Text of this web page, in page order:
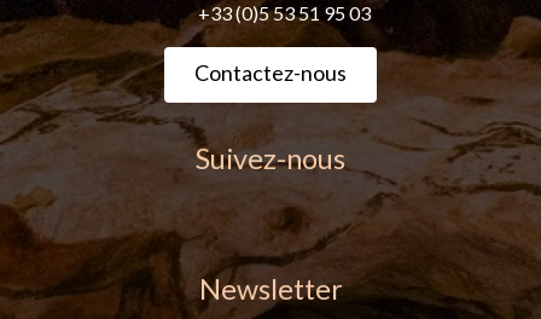
+33 (0)5 53 51 95 03
Contactez-nous
Suivez-nous
Newsletter